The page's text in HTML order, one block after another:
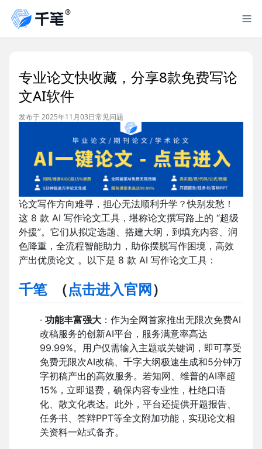
专业论文快收藏，分享8款免费写论
文AI软件
发布于 2025年11月03日常见问题
论文写作方向难寻，担心无法顺利升学？快别发愁！
这 8 款 AI 写作论文工具，堪称论文撰写路上的 “超级
外援”。它们从拟定选题、搭建大纲，到填充内容、润
色降重，全流程智能助力，助你摆脱写作困境，高效
产出优质论文 。以下是 8 款 AI 写作论文工具：
千笔 （点击进入官网 ）
· 功能丰富强大 ：作为全网首家推出无限次免费AI
改稿服务的创新AI平台，服务满意率高达
99.99%。用户仅需输入主题或关键词，即可享受
免费无限次AI改稿、千字大纲极速生成和5分钟万
字初稿产出的高效服务。若知网、维普的AI率超
15%，立即退费，确保内容专业性，杜绝口语
化、散文化表达。此外，平台还提供开题报告、
任务书、答辩PPT等全文附加功能，实现论文相
关资料一站式备齐。